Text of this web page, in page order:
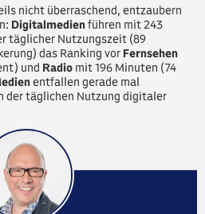
nicht überraschend, entzaubern
Digitalmedienführen mit 243
täglicher Nutzungszeit (89
das Ranking vor Fernsehen
und Radio mit 196 Minuten (74
entfallen gerade mal
der täglichen Nutzung digitaler